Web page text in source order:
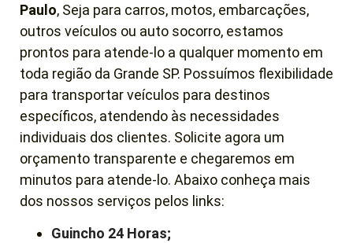
Paulo, Seja para carros, motos, embarcações,
outros veículos ou auto socorro, estamos
prontos para atende-lo a qualquer momento em
toda região da Grande SP. Possuímos flexibilidade
para transportar veículos para destinos
específicos, atendendo às necessidades
individuais dos clientes. Solicite agora um
orçamento transparente e chegaremos em
minutos para atende-lo. Abaixo conheça mais
dos nossos serviços pelos links:
Guincho 24 Horas;